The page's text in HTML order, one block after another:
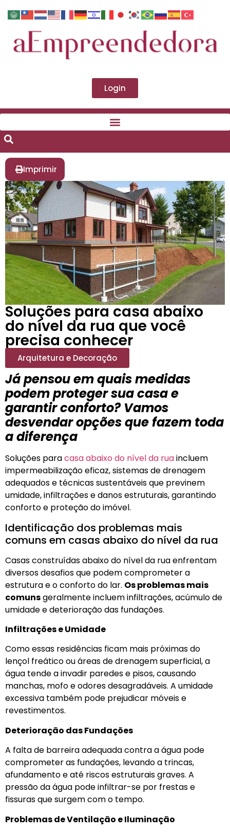
Login
Imprimir
Soluções para casa abaixo
do nível da rua que você
precisa conhecer
Arquitetura e Decoração
Já pensou em quais medidas
podem proteger sua casa e
garantir conforto? Vamos
desvendar opções que fazem toda
a diferença
Soluções paracasa abaixo do nível da ruaincluem
impermeabilização eficaz, sistemas de drenagem
adequados e técnicas sustentáveis que previnem
umidade, infiltrações e danos estruturais, garantindo
conforto e proteção do imóvel.
Identificação dos problemas mais
comuns em casas abaixo do nível da rua
Casas construídas abaixo do nível da rua enfrentam
diversos desafios que podem comprometer a
estrutura e o conforto do lar. Os problemas mais
comunsgeralmente incluem infiltrações, acúmulo de
umidade e deterioração das fundações.
Infiltrações e Umidade
Como essas residências ficam mais próximas do
lençol freático ou áreas de drenagem superficial, a
água tende a invadir paredes e pisos, causando
manchas, mofo e odores desagradáveis. A umidade
excessiva também pode prejudicar móveis e
revestimentos.
Deterioração das Fundações
A falta de barreira adequada contra a água pode
comprometer as fundações, levando a trincas,
afundamento e até riscos estruturais graves. A
pressão da água pode infiltrar-se por frestas e
fissuras que surgem com o tempo.
Problemas de Ventilação e Iluminação